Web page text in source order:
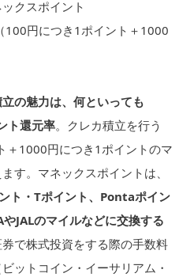
クスポイント
100円につき1ポイント＋1000
の魅力は、何といっても
ト還元率。クレカ積立を行う
＋1000円につき1ポイントのマ
す。マネックスポイントは、
ト・Tポイント、Pontaポイン
JALのマイルなどに交換する
で株式投資をする際の手数料
ットコイン・イーサリアム・